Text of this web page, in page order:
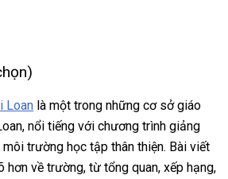
Loan là một trong những cơ sở giáo
nổi tiếng với chương trình giảng
trường học tập thân thiện. Bài viết
hơn về trường, từ tổng quan, xếp hạng,